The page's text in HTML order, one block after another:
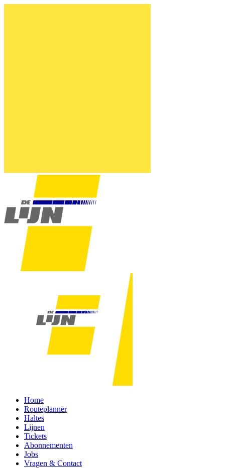
Home
Routeplanner
Haltes
Lijnen
Tickets
Abonnementen
Jobs
Vragen & Contact